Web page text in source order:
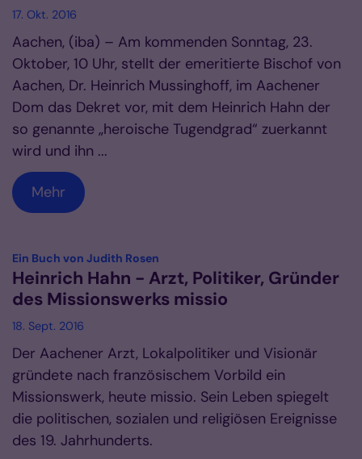
17. Okt. 2016
Aachen, (iba) – Am kommenden Sonntag, 23.
Oktober, 10 Uhr, stellt der emeritierte Bischof von
Aachen, Dr. Heinrich Mussinghoff, im Aachener
Dom das Dekret vor, mit dem Heinrich Hahn der
so genannte „heroische Tugendgrad“ zuerkannt
wird und ihn ...
Mehr
Ein Buch von Judith Rosen
Heinrich Hahn - Arzt, Politiker, Gründer
des Missionswerks missio
18. Sept. 2016
Der Aachener Arzt, Lokalpolitiker und Visionär
gründete nach französischem Vorbild ein
Missionswerk, heute missio. Sein Leben spiegelt
die politischen, sozialen und religiösen Ereignisse
des 19. Jahrhunderts.